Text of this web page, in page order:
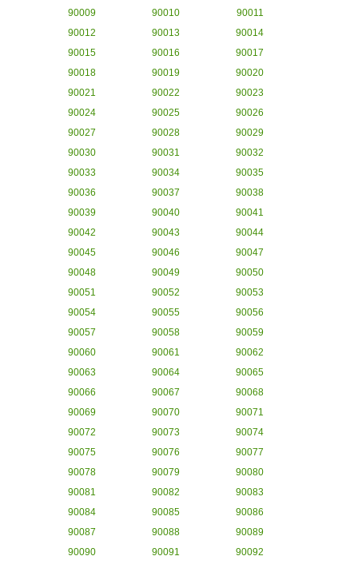
90009
90010
90011
90012
90013
90014
90015
90016
90017
90018
90019
90020
90021
90022
90023
90024
90025
90026
90027
90028
90029
90030
90031
90032
90033
90034
90035
90036
90037
90038
90039
90040
90041
90042
90043
90044
90045
90046
90047
90048
90049
90050
90051
90052
90053
90054
90055
90056
90057
90058
90059
90060
90061
90062
90063
90064
90065
90066
90067
90068
90069
90070
90071
90072
90073
90074
90075
90076
90077
90078
90079
90080
90081
90082
90083
90084
90085
90086
90087
90088
90089
90090
90091
90092